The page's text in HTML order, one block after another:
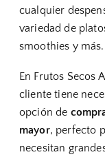
cualquier
variedad de
smoothies y más.
En Frutos Secos
cliente tiene
opción de
mayor, perfecto
necesitan